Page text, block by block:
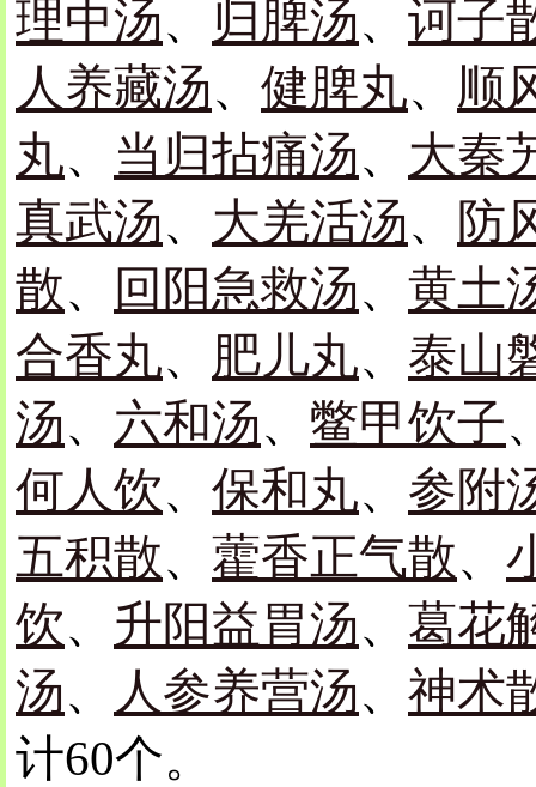
理中汤、 归脾汤、 诃子
人养藏汤、 健脾丸、 顺
丸、 当归拈痛汤、 大秦
真武汤、 大羌活汤、
防
散、 回阳急救汤、 黄土
合香丸、 肥儿丸、 泰山
汤、 六和汤、 鳖甲饮子
何人饮、 保和丸、 参附
五积散、 藿香正气散、
饮、 升阳益胃汤、 葛花
汤、 人参养营汤、 神术
计60个。